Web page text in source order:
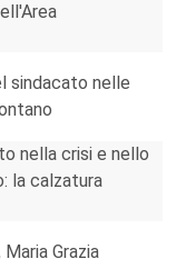
sindacato nelle
nella crisi e nello
la calzatura
Grazia